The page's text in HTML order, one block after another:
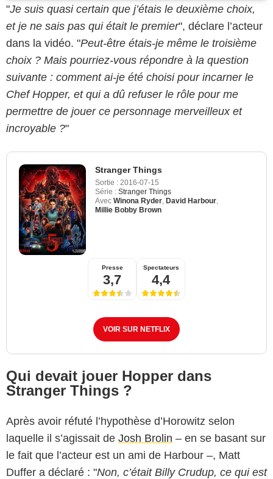
"Je suis quasi certain que j’étais le deuxième choix,
et je ne sais pas qui était le premier", déclare l’acteur
dans la vidéo. "Peut-être étais-je même le troisième
choix ? Mais pourriez-vous répondre à la question
suivante : comment ai-je été choisi pour incarner le
Chef Hopper, et qui a dû refuser le rôle pour me
permettre de jouer ce personnage merveilleux et
incroyable ?"
Stranger Things
Sortie : 2016-07-15
Série : Stranger Things
Avec Winona Ryder, David Harbour,
Millie Bobby Brown
Presse
3,7
Spectateurs
4,4
VOIR SUR NETFLIX
Qui devait jouer Hopper dans
Stranger Things ?
Après avoir réfuté l’hypothèse d’Horowitz selon
laquelle il s’agissait de Josh Brolin – en se basant sur
le fait que l’acteur est un ami de Harbour –, Matt
Duffer a déclaré : "Non, c’était Billy Crudup, ce qui est